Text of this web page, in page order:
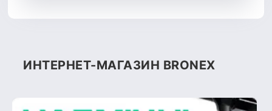
ИНТЕРНЕТ-МАГАЗИН BRONEX